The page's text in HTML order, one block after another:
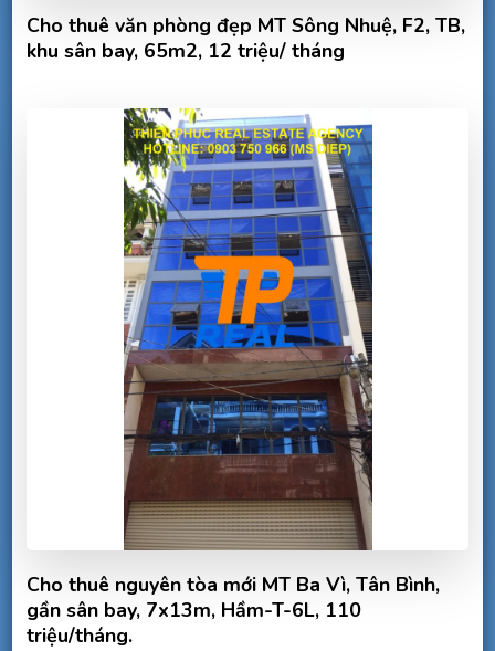
Cho thuê văn phòng đẹp MT Sông Nhuệ, F2, TB,
khu sân bay, 65m2, 12 triệu/ tháng
Cho thuê nguyên tòa mới MT Ba Vì, Tân Bình,
gần sân bay, 7x13m, Hầm-T-6L, 110
triệu/tháng.